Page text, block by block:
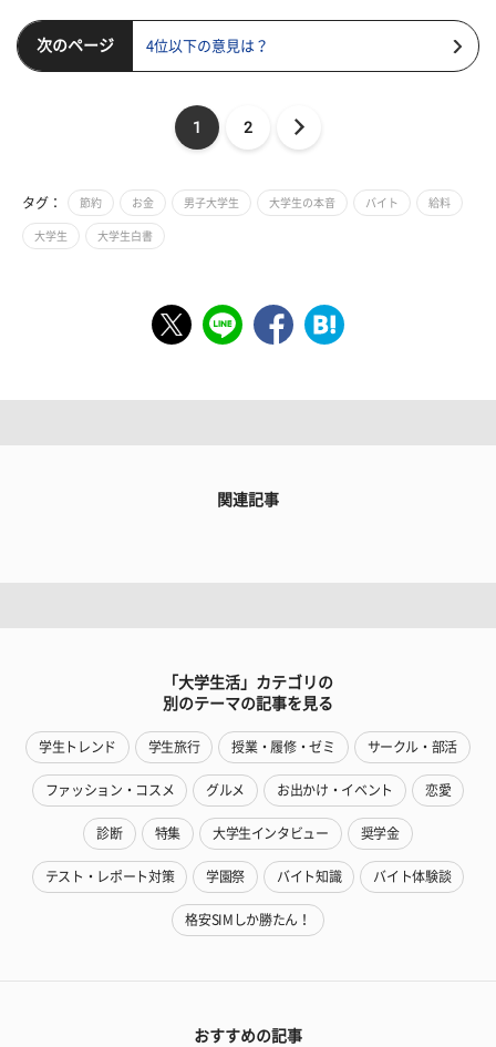
次のページ 4位以下の意見は？
1 2
タグ： 節約 お金 男子大学生 大学生の本音 バイト 給料
大学生 大学生白書
関連記事
「大学生活」カテゴリの
別のテーマの記事を見る
学生トレンド 学生旅行 授業・履修・ゼミ サークル・部活
ファッション・コスメ グルメ お出かけ・イベント 恋愛
診断 特集 大学生インタビュー 奨学金
テスト・レポート対策 学園祭 バイト知識 バイト体験談
格安SIMしか勝たん！
おすすめの記事